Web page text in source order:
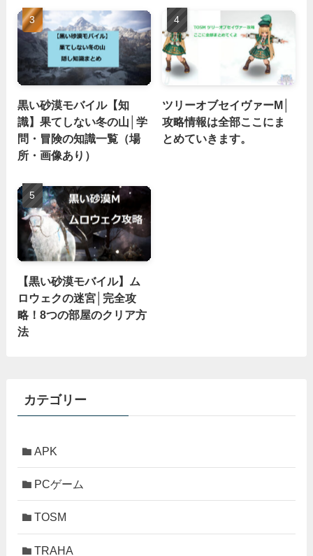
黒い砂漠モバイル【知
識】果てしない冬の山│学
問・冒険の知識一覧（場
所・画像あり）
ツリーオブセイヴァーM│
攻略情報は全部ここにま
とめていきます。
【黒い砂漠モバイル】ム
ロウェクの迷宮│完全攻
略！8つの部屋のクリア方
法
カテゴリー
APK
PCゲーム
TOSM
TRAHA